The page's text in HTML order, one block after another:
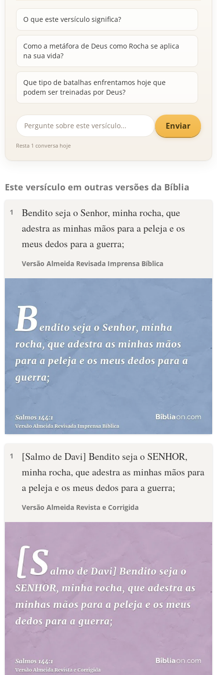
O que este versículo significa?
Como a metáfora de Deus como Rocha se aplica
na sua vida?
Que tipo de batalhas enfrentamos hoje que
podem ser treinadas por Deus?
Enviar
Resta 1 conversa hoje
Este versículo em outras versões da Bíblia
1
Bendito seja o Senhor, minha rocha, que
adestra as minhas mãos para a peleja e os
meus dedos para a guerra;
Versão Almeida Revisada Imprensa Bíblica
1
[Salmo de Davi] Bendito seja o SENHOR,
minha rocha, que adestra as minhas mãos para
a peleja e os meus dedos para a guerra;
Versão Almeida Revista e Corrigida